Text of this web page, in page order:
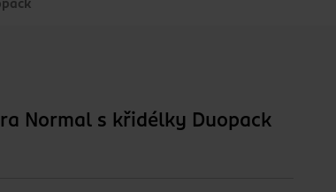
Normal s křidélky Duopack